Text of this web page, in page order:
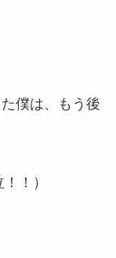
僕は、もう後
！）